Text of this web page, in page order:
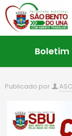
Boletim
Publicado por